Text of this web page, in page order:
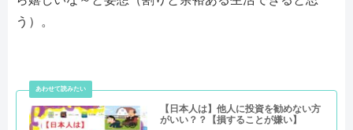
う）。
【日本人は】他人に投資を勧めない方
がいい？？【損することが嫌い】